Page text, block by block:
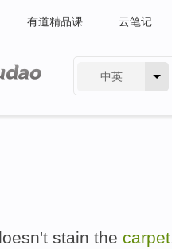
有道精品课 云笔记
中英
stain the carpet